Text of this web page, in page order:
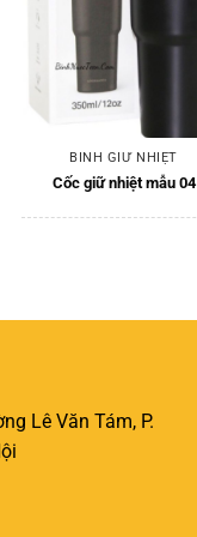
BÌNH GIỮ NHIỆT
Cốc giữ nhiệt mẫu 04
Lê Văn Tám, P.